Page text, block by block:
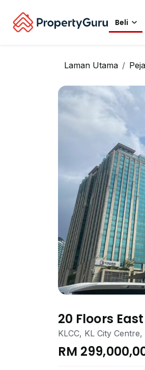
Beli
Laman Utama
20 Floors
KLCC TRX 118
KLCC, KL City
RM